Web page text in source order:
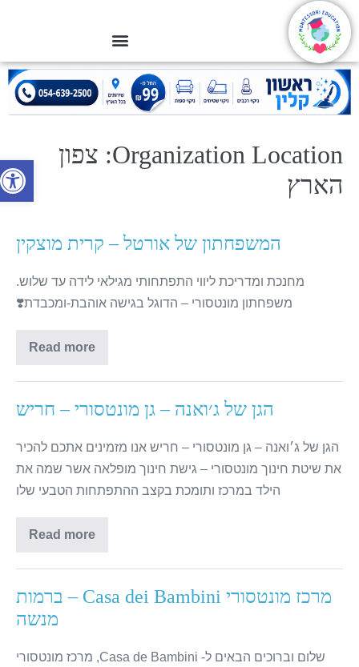
Organization Location:
צפון
הארץ
המשפחתון של אורטל – קרית מוצקין
מחנכת ומדריכת ליווי התפתחותי מגילאי לידה עד שלוש.
משפחתון מונטסורי – הדוגל בגישה אוהבת-ומכבדת⁦⁦❣️⁩
Read more
הגן של ג׳ואנה – גן מונטסורי – חריש
הגן של ג׳ואנה – גן מונטסורי – חריש אנו מזמינים אתכם להכיר
את שיטת חינוך מונטסורי – גישת חינוך מופלאה אשר שמה את
הילד במרכז ותומכת בקצב ההתפתחות הטבעי שלו
Read more
מרכז מונטסורי Casa dei Bambini – ברמות
מנשה
שלום וברוכים הבאים ל- Casa de Bambini, מרכז מונטסורי
פתח